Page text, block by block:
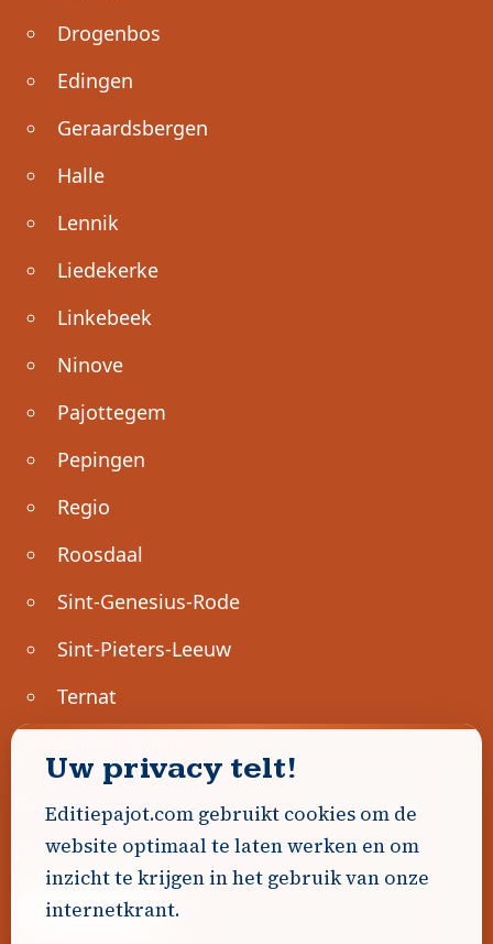
Drogenbos
Edingen
Geraardsbergen
Halle
Lennik
Liedekerke
Linkebeek
Ninove
Pajottegem
Pepingen
Regio
Roosdaal
Sint-Genesius-Rode
Sint-Pieters-Leeuw
Ternat
Geen advertenties gevonden.
Uw advertentie hier? Contacteer ons!
Word Partner!
Uw privacy telt!
Editiepajot.com gebruikt cookies om de
website optimaal te laten werken en om
inzicht te krijgen in het gebruik van onze
internetkrant.